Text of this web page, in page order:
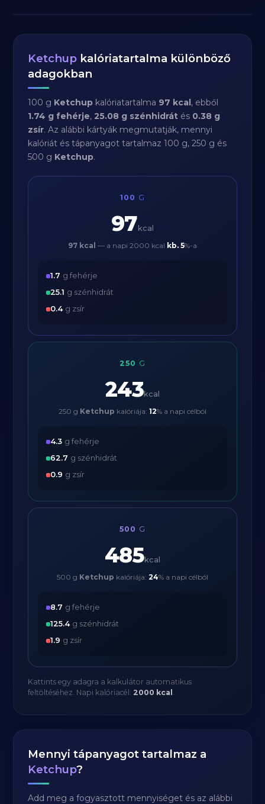
Ketchup kalóriatartalma különböző
adagokban
100 g Ketchup kalóriatartalma 97 kcal, ebből
1.74 g fehérje,25.08 g szénhidrát és 0.38 g
zsír. Az alábbi kártyák megmutatják, mennyi
kalóriát és tápanyagot tartalmaz 100 g, 250 g és
500 g Ketchup.
100 G
97 kcal
97 kcal — a napi 2000 kcal kb. 5%-a
1.7 g fehérje
25.1 g szénhidrát
0.4 g zsír
250 G
243kcal
250 g Ketchup kalóriája: 12% a napi célból
4.3 g fehérje
62.7 g szénhidrát
0.9 g zsír
500 G
485kcal
500 g Ketchup kalóriája: 24% a napi célból
8.7 g fehérje
125.4 g szénhidrát
1.9 g zsír
Kattints egy adagra a kalkulátor automatikus
feltöltéséhez. Napi kalóriacél: 2000 kcal .
Mennyi tápanyagot tartalmaz a
Ketchup?
Add meg a fogyasztott mennyiséget és az alábbi